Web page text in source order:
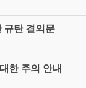
규탄 결의문
한 주의 안내